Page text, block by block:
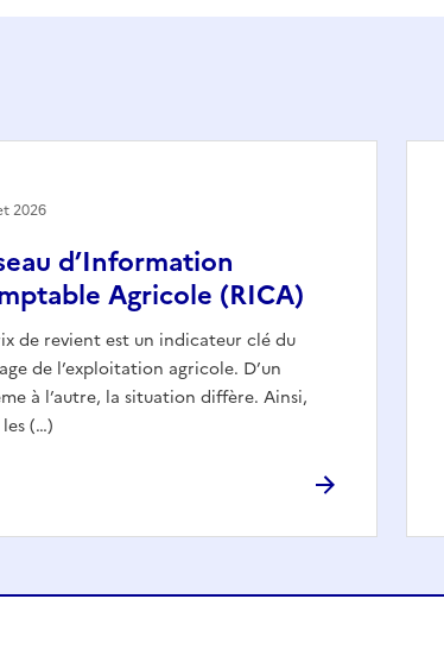
d’Information
Agricole (RICA)
de revient est un indicateur clé du
de l’exploitation agricole. D’un
à l’autre, la situation diffère. Ainsi,
(…)
2026